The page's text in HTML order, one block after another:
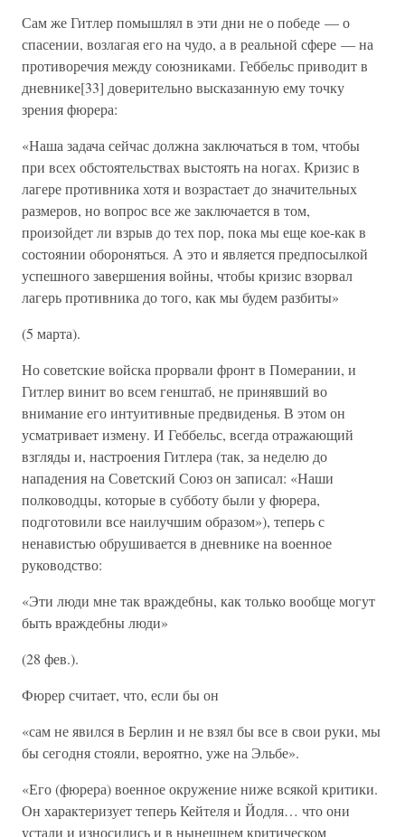
Сам же Гитлер помышлял в эти дни не о победе — о
спасении, возлагая его на чудо, а в реальной сфере — на
противоречия между союзниками. Геббельс приводит в
дневнике[33] доверительно высказанную ему точку
зрения фюрера:
«Наша задача сейчас должна заключаться в том, чтобы
при всех обстоятельствах выстоять на ногах. Кризис в
лагере противника хотя и возрастает до значительных
размеров, но вопрос все же заключается в том,
произойдет ли взрыв до тех пор, пока мы еще кое-как в
состоянии обороняться. А это и является предпосылкой
успешного завершения войны, чтобы кризис взорвал
лагерь противника до того, как мы будем разбиты»
(5 марта).
Но советские войска прорвали фронт в Померании, и
Гитлер винит во всем генштаб, не принявший во
внимание его интуитивные предвиденья. В этом он
усматривает измену. И Геббельс, всегда отражающий
взгляды и, настроения Гитлера (так, за неделю до
нападения на Советский Союз он записал: «Наши
полководцы, которые в субботу были у фюрера,
подготовили все наилучшим образом»), теперь с
ненавистью обрушивается в дневнике на военное
руководство:
«Эти люди мне так враждебны, как только вообще могут
быть враждебны люди»
(28 фев.).
Фюрер считает, что, если бы он
«сам не явился в Берлин и не взял бы все в свои руки, мы
бы сегодня стояли, вероятно, уже на Эльбе».
«Его (фюрера) военное окружение ниже всякой критики.
Он характеризует теперь Кейтеля и Йодля… что они
устали и износились и в нынешнем критическом